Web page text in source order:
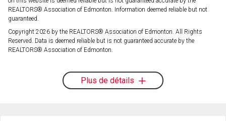
REALTORS® Association of Edmonton. Information deemed reliable but not
guaranteed.
Copyright 2026 by the REALTORS® Association of Edmonton. All Rights
Reserved. Data is deemed reliable but is not guaranteed accurate by the
REALTORS® Association of Edmonton.
Plus de détails